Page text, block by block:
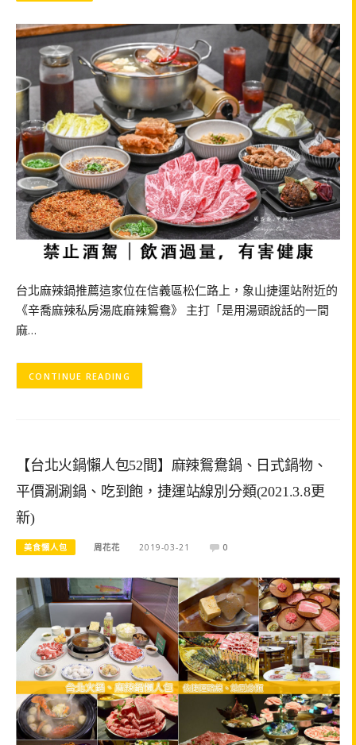
台北麻辣鍋推薦這家位在信義區松仁路上，象山捷運站附近的
《辛喬麻辣私房湯底麻辣鴛鴦》 主打「是用湯頭說話的一間
麻…
CONTINUE READING
【台北火鍋懶人包52間】麻辣鴛鴦鍋、日式鍋物、
平價涮涮鍋、吃到飽，捷運站線別分類(2021.3.8更
新)
美食懶人包 周花花 2019-03-21 0